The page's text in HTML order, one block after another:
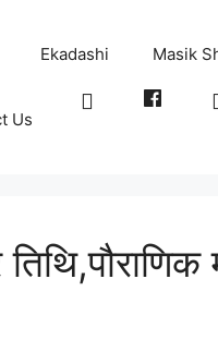
Ekadashi Masik
Us